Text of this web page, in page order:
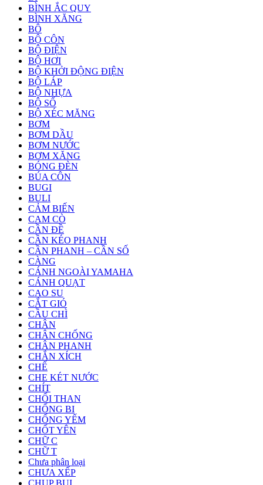
BÌNH ẮC QUY
BÌNH XĂNG
BÔ
BỘ CÔN
BỘ ĐIỆN
BỘ HƠI
BỘ KHỞI ĐỘNG ĐIỆN
BỘ LÁP
BỘ NHỰA
BỘ SỐ
BỘ XÉC MĂNG
BƠM
BƠM DẦU
BƠM NƯỚC
BƠM XĂNG
BÓNG ĐÈN
BÚA CÔN
BUGI
BULI
CẢM BIẾN
CAM CÒ
CẦN ĐỀ
CẦN KÉO PHANH
CẦN PHANH – CẦN SỐ
CÀNG
CÁNH NGOÀI YAMAHA
CÁNH QUẠT
CAO SU
CẮT GIÓ
CẦU CHÌ
CHÂN
CHÂN CHỐNG
CHÂN PHANH
CHẮN XÍCH
CHẾ
CHE KÉT NƯỚC
CHÍT
CHỔI THAN
CHỐNG BI
CHỐNG YẾM
CHỐT YÊN
CHỮ C
CHỮ T
Chưa phân loại
CHƯA XẾP